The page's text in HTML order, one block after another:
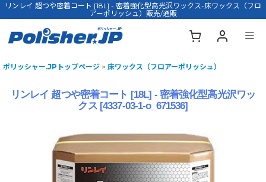
リンレイ 超つや密着コート [18L] - 密着強化型高光沢ワックス-床ワックス（フロ
アーポリッシュ）販売/通販
ポリッシャー.JPトップページ > 床ワックス（フロアーポリッシュ）
リンレイ 超つや密着コート [18L] - 密着強化型高光沢ワッ
クス [4337-03-1-o_671536]